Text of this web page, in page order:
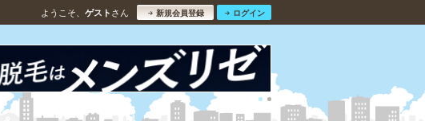
ようこそ、 ゲスト さん 新規会員登録 ログイン